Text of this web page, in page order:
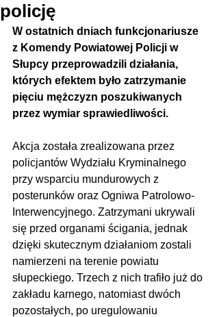
policję
W ostatnich dniach funkcjonariusze
z Komendy Powiatowej Policji w
Słupcy przeprowadzili działania,
których efektem było zatrzymanie
pięciu mężczyzn poszukiwanych
przez wymiar sprawiedliwości.
Akcja została zrealizowana przez
policjantów Wydziału Kryminalnego
przy wsparciu mundurowych z
posterunków oraz Ogniwa Patrolowo-
Interwencyjnego. Zatrzymani ukrywali
się przed organami ścigania, jednak
dzięki skutecznym działaniom zostali
namierzeni na terenie powiatu
słupeckiego. Trzech z nich trafiło już do
zakładu karnego, natomiast dwóch
pozostałych, po uregulowaniu